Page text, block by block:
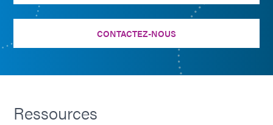
CONTACTEZ-NOUS
Ressources